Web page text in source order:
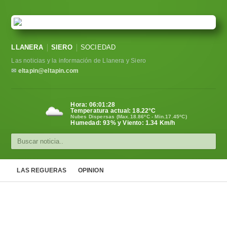
LLANERA SIERO SOCIEDAD
Las noticias y la información de Llanera y Siero
✉ eltapin@eltapin.com
Hora: 06:01:28
Temperatura actual:18.22°C
Nubes Dispersas (Max.18.86ºC - Min.17.45ºC)
Humedad: 93% y Viento: 1.34 Km/h
LAS REGUERAS OPINION